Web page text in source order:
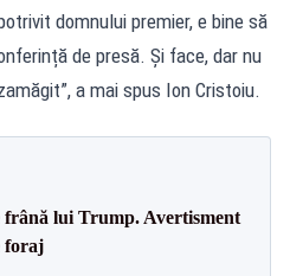
domnului premier, e bine să
de presă. Și face, dar nu
a mai spus Ion Cristoiu.
frână lui Trump. Avertisment
foraj